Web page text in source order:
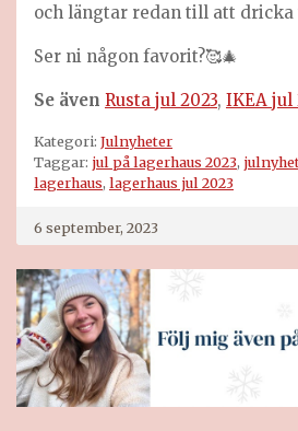
och längtar redan till att dricka
Ser ni någon favorit?🥰🎄
Se även Rusta jul 2023, IKEA jul
Kategori: Julnyheter
Taggar: jul på lagerhaus 2023,
lagerhaus, lagerhaus jul 2023
6 september, 2023